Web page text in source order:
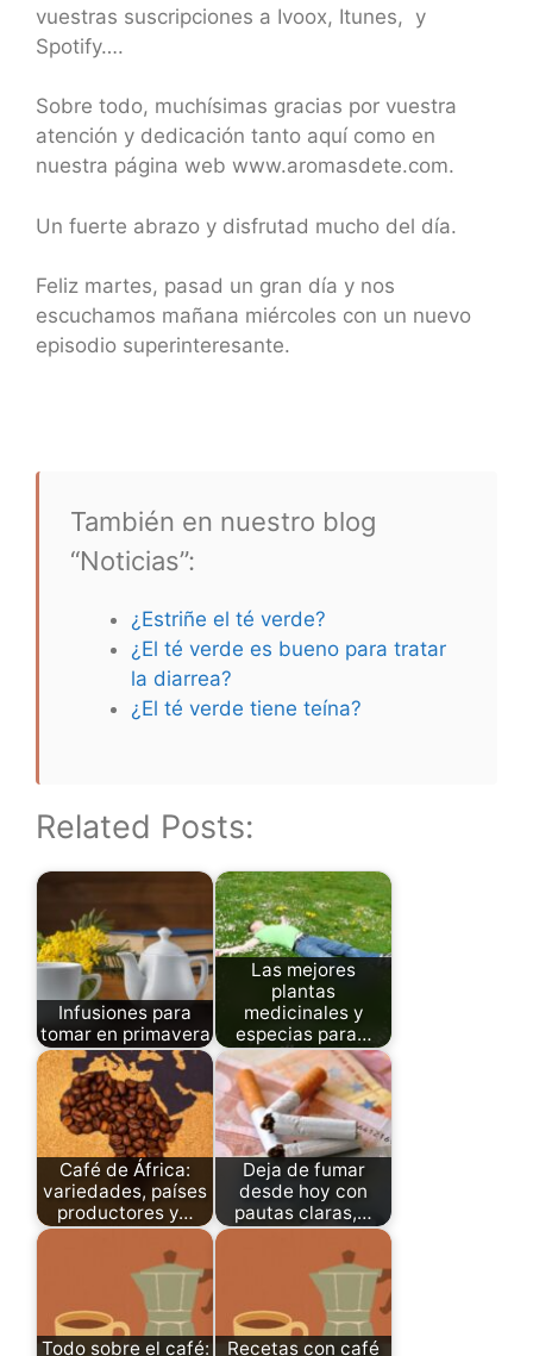
vuestras suscripciones a Ivoox, Itunes, y
Spotify….
Sobre todo, muchísimas gracias por vuestra
atención y dedicación tanto aquí como en
nuestra página web www.aromasdete.com.
Un fuerte abrazo y disfrutad mucho del día.
Feliz martes, pasad un gran día y nos
escuchamos mañana miércoles con un nuevo
episodio superinteresante.
También en nuestro blog
“Noticias”:
¿Estriñe el té verde?
¿El té verde es bueno para tratar
la diarrea?
¿El té verde tiene teína?
Related Posts:
Infusiones para
tomar en primavera
Las mejores
plantas
medicinales y
especias para…
Café de África:
variedades, países
productores y…
Deja de fumar
desde hoy con
pautas claras,…
Todo sobre el café: Recetas con café